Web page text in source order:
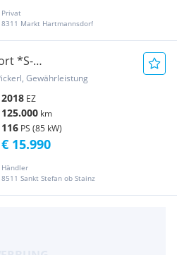
Privat
8311 Markt Hartmannsdorf
*S-
Gewährleistung
2018 EZ
125.000 km
116 PS (85 kW)
Händler
8511 Sankt Stefan ob Stainz
€ 15.990